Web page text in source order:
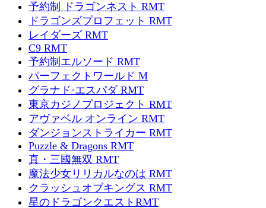
予約制 ドラゴンネスト RMT
ドラゴンズプロフェット RMT
レイダーズ RMT
C9 RMT
予約制エルソード RMT
パーフェクトワールド M
グラナド·エスパダ RMT
東京カジノプロジェクト RMT
アヴァベル オンライン RMT
ダンジョンストライカー RMT
Puzzle & Dragons RMT
真・三國無双 RMT
魔法少女リリカルなのは RMT
クラッシュオブキングス RMT
星のドラゴンクエストRMT